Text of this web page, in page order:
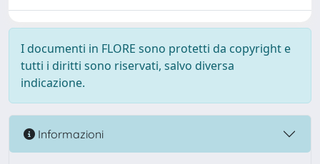
I documenti in FLORE sono protetti da copyright e
tutti i diritti sono riservati, salvo diversa
indicazione.
Informazioni